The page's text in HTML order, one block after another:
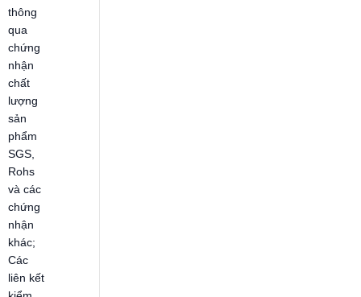
thông
qua
chứng
nhận
chất
lượng
sản
phẩm
SGS,
Rohs
và các
chứng
nhận
khác;
Các
liên kết